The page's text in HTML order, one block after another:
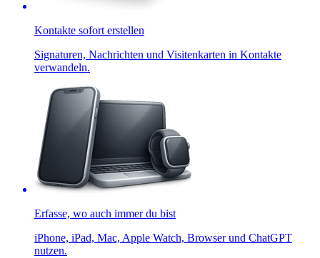
Kontakte sofort erstellen
Signaturen, Nachrichten und Visitenkarten in Kontakte
verwandeln.
Erfasse, wo auch immer du bist
iPhone, iPad, Mac, Apple Watch, Browser und ChatGPT
nutzen.